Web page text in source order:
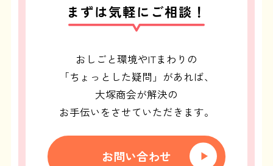
まずは気軽にご相談！
おしごと環境やITまわりの
「ちょっとした疑問」があれば、
大塚商会が解決の
お手伝いをさせていただきます。
お問い合わせ